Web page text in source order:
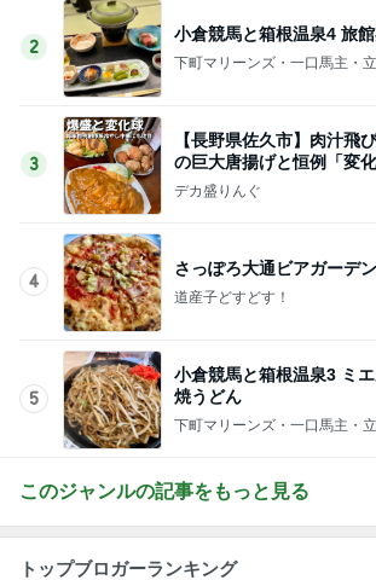
2
小倉競馬と箱根温泉4 旅
下町マリーンズ・一口馬主・
3
【長野県佐久市】肉汁飛
の巨大唐揚げと恒例「変
華」！！〜李紅蘭さん〜
デカ盛りんぐ
4
さっぽろ大通ビアガーデ
道産子どすどす！
5
小倉競馬と箱根温泉3 ミ
焼うどん
下町マリーンズ・一口馬主・
このジャンルの記事をもっと見る
トップブロガーランキング